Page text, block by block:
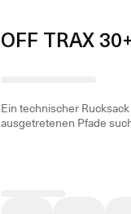
OFF TRAX
Ein technischer
ausgetretenen Pfade